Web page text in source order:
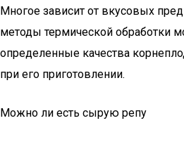
Многое зависит от вкусовых
методы термической обработки
определенные качества
при его приготовлении.
Можно ли есть сырую репу